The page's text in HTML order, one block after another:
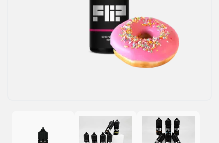
Жидкости для электронных сигарет